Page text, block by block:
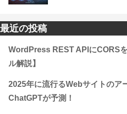
最近の投稿
WordPress REST APIにCORS
ル解説】
2025年に流行るWebサイトのア
ChatGPTが予測！